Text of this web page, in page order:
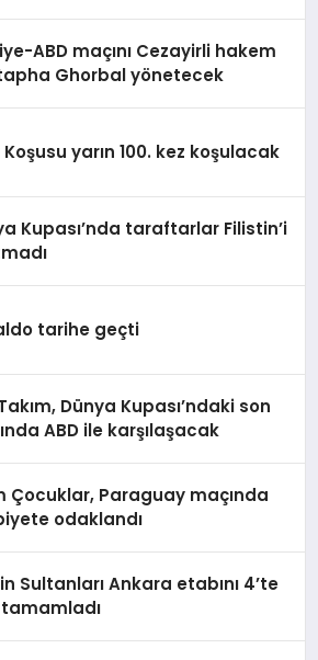
ABD maçını Cezayirli hakem
Ghorbal yönetecek
Koşusu yarın 100. kez koşulacak
Kupası’nda taraftarlar Filistin’i
tarihe geçti
Dünya Kupası’ndaki son
ABD ile karşılaşacak
Çocuklar, Paraguay maçında
odaklandı
Sultanları Ankara etabını 4’te